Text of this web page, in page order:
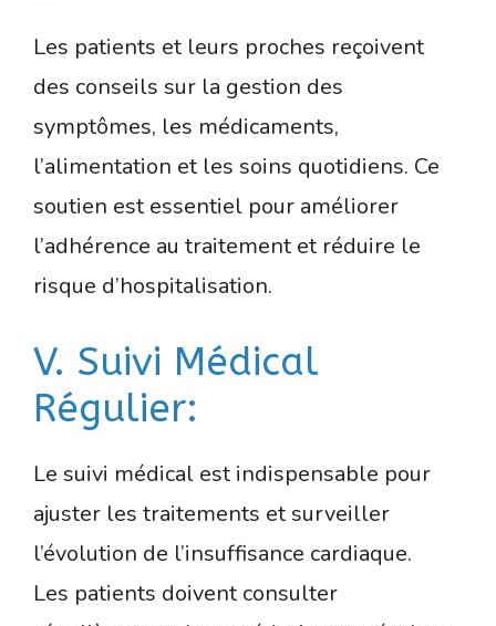
Les patients et leurs proches reçoivent
des conseils sur la gestion des
symptômes, les médicaments,
l’alimentation et les soins quotidiens. Ce
soutien est essentiel pour améliorer
l’adhérence au traitement et réduire le
risque d’hospitalisation.
V. Suivi Médical
Régulier:
Le suivi médical est indispensable pour
ajuster les traitements et surveiller
l’évolution de l’insuffisance cardiaque.
Les patients doivent consulter